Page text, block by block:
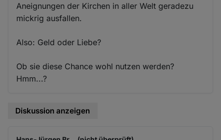
Aneignungen der Kirchen in aller Welt geradezu
mickrig ausfallen.
Also: Geld oder Liebe?
Ob sie diese Chance wohl nutzen werden?
Hmm...?
Diskussion anzeigen